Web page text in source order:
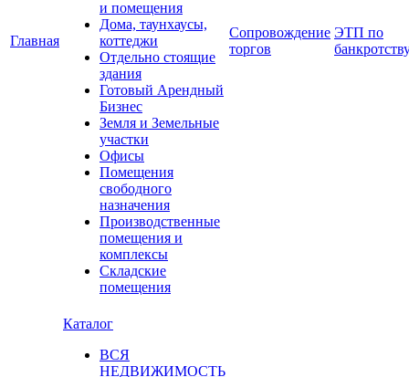
Главная
и помещения
Дома, таунхаусы,
коттеджи
Отдельно стоящие
здания
Готовый Арендный
Бизнес
Земля и Земельные
участки
Офисы
Помещения
свободного
назначения
Производственные
помещения и
комплексы
Складские
помещения
Сопровождение
торгов
ЭТП по
Каталог
ВСЯ
НЕДВИЖИМОСТЬ